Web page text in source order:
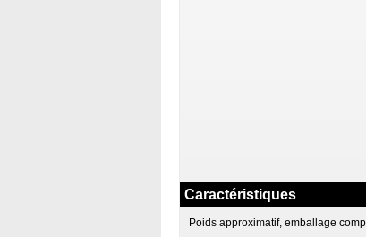
Caractéristiques
Poids approximatif, emballage